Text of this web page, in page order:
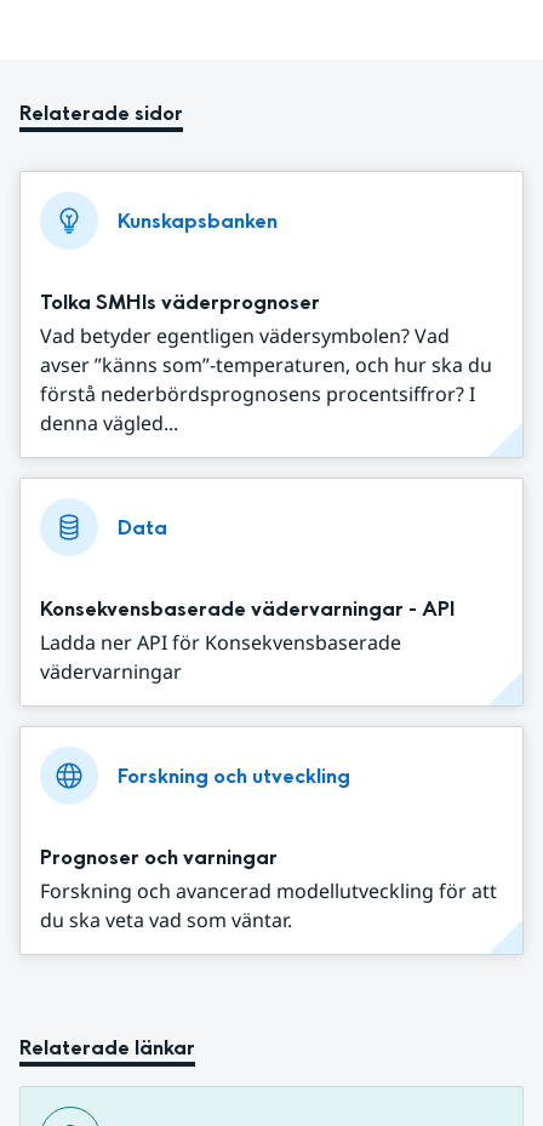
Relaterade sidor
Kunskapsbanken
Tolka SMHIs väderprognoser
Vad betyder egentligen vädersymbolen? Vad
avser ”känns som”-temperaturen, och hur ska du
förstå nederbördsprognosens procentsiffror? I
denna vägled...
Data
Konsekvensbaserade vädervarningar - API
Ladda ner API för Konsekvensbaserade
vädervarningar
Forskning och utveckling
Prognoser och varningar
Forskning och avancerad modellutveckling för att
du ska veta vad som väntar.
Relaterade länkar